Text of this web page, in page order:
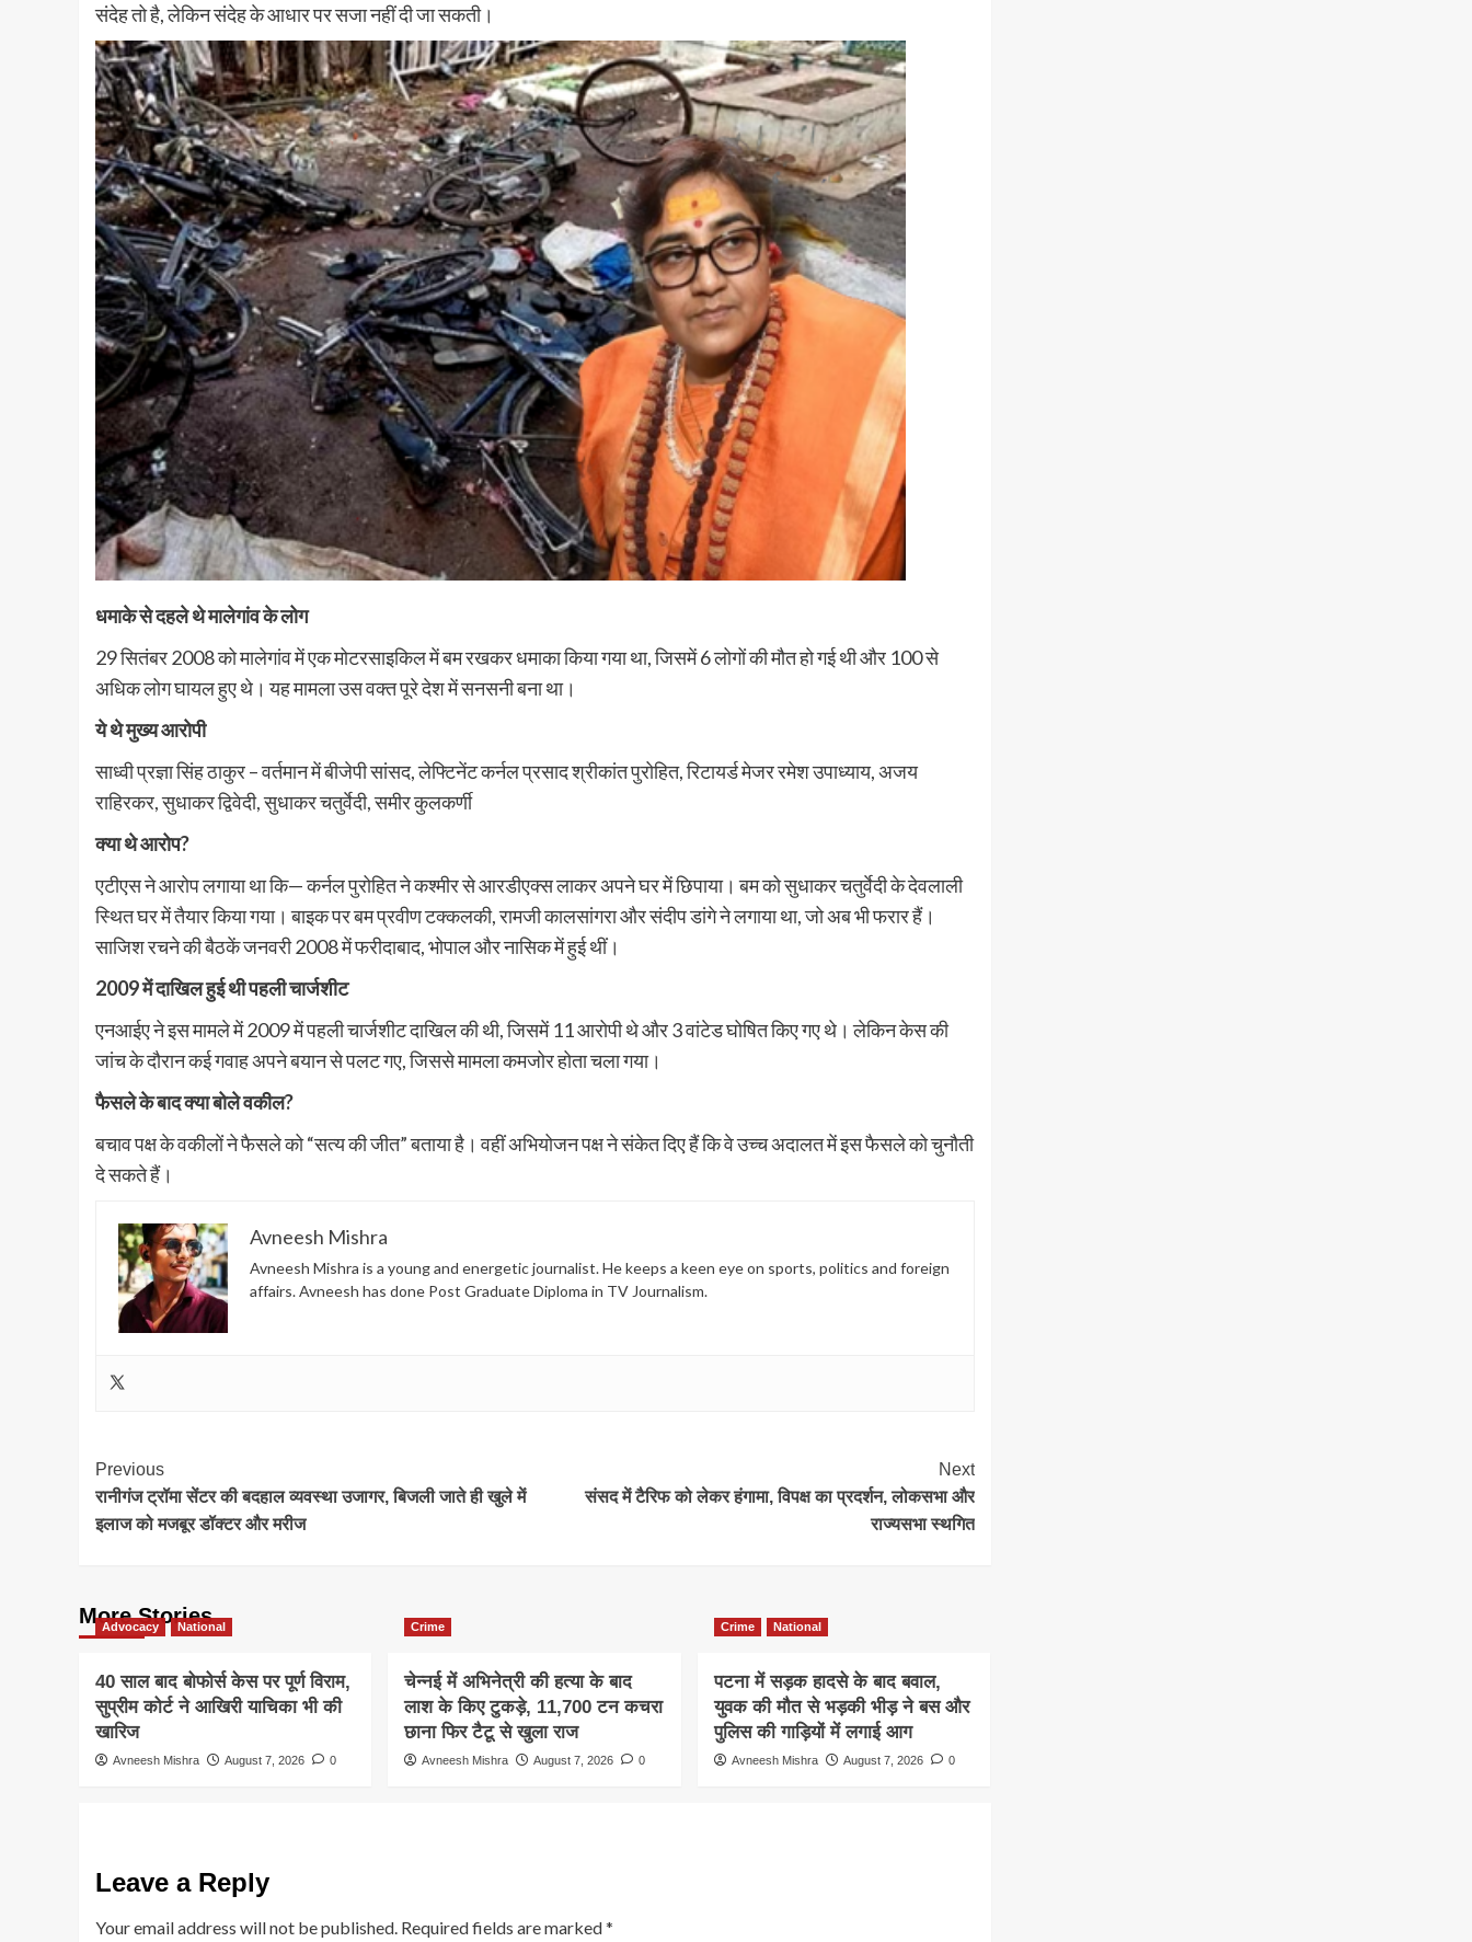
संदेह तो है, लेकिन संदेह के आधार पर सजा नहीं दी जा सकती।
धमाके से दहले थे मालेगांव के लोग
29 सितंबर 2008 को मालेगांव में एक मोटरसाइकिल में बम रखकर धमाका किया गया था, जिसमें 6 लोगों की मौत हो गई थी और 100 से
अधिक लोग घायल हुए थे। यह मामला उस वक्त पूरे देश में सनसनी बना था।
ये थे मुख्य आरोपी
साध्वी प्रज्ञा सिंह ठाकुर – वर्तमान में बीजेपी सांसद, लेफ्टिनेंट कर्नल प्रसाद श्रीकांत पुरोहित, रिटायर्ड मेजर रमेश उपाध्याय, अजय
राहिरकर, सुधाकर द्विवेदी, सुधाकर चतुर्वेदी, समीर कुलकर्णी
क्या थे आरोप?
एटीएस ने आरोप लगाया था कि— कर्नल पुरोहित ने कश्मीर से आरडीएक्स लाकर अपने घर में छिपाया। बम को सुधाकर चतुर्वेदी के देवलाली
स्थित घर में तैयार किया गया। बाइक पर बम प्रवीण टक्कलकी, रामजी कालसांगरा और संदीप डांगे ने लगाया था, जो अब भी फरार हैं।
साजिश रचने की बैठकें जनवरी 2008 में फरीदाबाद, भोपाल और नासिक में हुई थीं।
2009 में दाखिल हुई थी पहली चार्जशीट
एनआईए ने इस मामले में 2009 में पहली चार्जशीट दाखिल की थी, जिसमें 11 आरोपी थे और 3 वांटेड घोषित किए गए थे। लेकिन केस की
जांच के दौरान कई गवाह अपने बयान से पलट गए, जिससे मामला कमजोर होता चला गया।
फैसले के बाद क्या बोले वकील?
बचाव पक्ष के वकीलों ने फैसले को “सत्य की जीत” बताया है। वहीं अभियोजन पक्ष ने संकेत दिए हैं कि वे उच्च अदालत में इस फैसले को चुनौती
दे सकते हैं।
Avneesh Mishra
Avneesh Mishra is a young and energetic journalist. He keeps a keen eye on sports, politics and foreign
affairs. Avneesh has done Post Graduate Diploma in TV Journalism.
Post
Navigation
Previous
रानीगंज ट्रॉमा सेंटर की बदहाल व्यवस्था उजागर, बिजली जाते ही खुले में
इलाज को मजबूर डॉक्टर और मरीज
Next
संसद में टैरिफ को लेकर हंगामा, विपक्ष का प्रदर्शन, लोकसभा और
राज्यसभा स्थगित
More Stories
Advocacy National
40 साल बाद बोफोर्स केस पर पूर्ण विराम,
सुप्रीम कोर्ट ने आखिरी याचिका भी की
खारिज
Avneesh Mishra August 7, 2026 0
Crime
चेन्नई में अभिनेत्री की हत्या के बाद
लाश के किए टुकड़े, 11,700 टन कचरा
छाना फिर टैटू से खुला राज
Avneesh Mishra August 7, 2026 0
Crime National
पटना में सड़क हादसे के बाद बवाल,
युवक की मौत से भड़की भीड़ ने बस और
पुलिस की गाड़ियों में लगाई आग
Avneesh Mishra August 7, 2026 0
Leave a Reply
Your email address will not be published. Required fields are marked*